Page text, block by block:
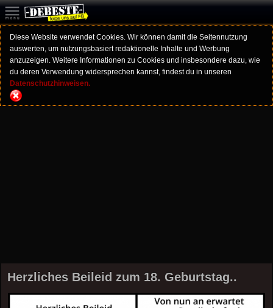
Diese Website verwendet Cookies. Wir können damit die Seitennutzung
auswerten, um nutzungsbasiert redaktionelle Inhalte und Werbung
anzuzeigen. Weitere Informationen zu Cookies und insbesondere dazu, wie
du deren Verwendung widersprechen kannst, findest du in unseren
Datenschutzhinweisen.
Herzliches Beileid zum 18. Geburtstag..